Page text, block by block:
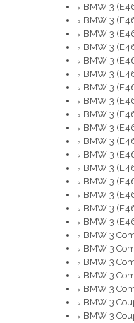
> BMW 3
> BMW 3
> BMW 3
> BMW 3
> BMW 3
> BMW 3
> BMW 3
> BMW 3
> BMW 3
> BMW 3
> BMW 3
> BMW 3
> BMW 3
> BMW 3
> BMW 3
> BMW 3
> BMW 3
> BMW 3
> BMW 3
> BMW 3
> BMW 3
> BMW 3
> BMW 3
> BMW 3